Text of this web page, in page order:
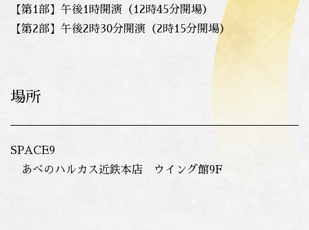
【第1部】午後1時開演（12時45分開場）
【第2部】午後2時30分開演（2時15分開場）
場所
SPACE9
あべのハルカス近鉄本店 ウイング館9F